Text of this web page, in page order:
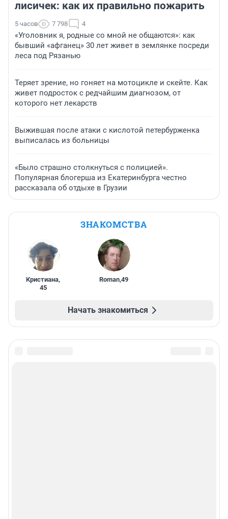
лисичек: как их правильно пожарить
5 часов 7 798 4
«Уголовник я, родные со мной не общаются»: как
бывший «афганец» 30 лет живет в землянке посреди
леса под Рязанью
Теряет зрение, но гоняет на мотоцикле и скейте. Как
живет подросток с редчайшим диагнозом, от
которого нет лекарств
Выжившая после атаки с кислотой петербурженка
выписалась из больницы
«Было страшно столкнуться с полицией».
Популярная блогерша из Екатеринбурга честно
рассказала об отдыхе в Грузии
ЗНАКОМСТВА
Кристиана,
45
Roman,49
Начать знакомиться